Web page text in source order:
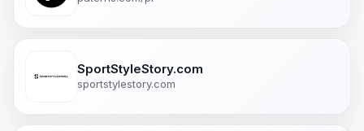
SportStyleStory.com
sportstylestory.com